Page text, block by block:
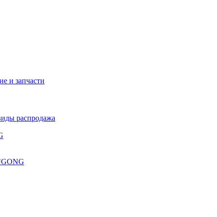
распродажа
и запчасти